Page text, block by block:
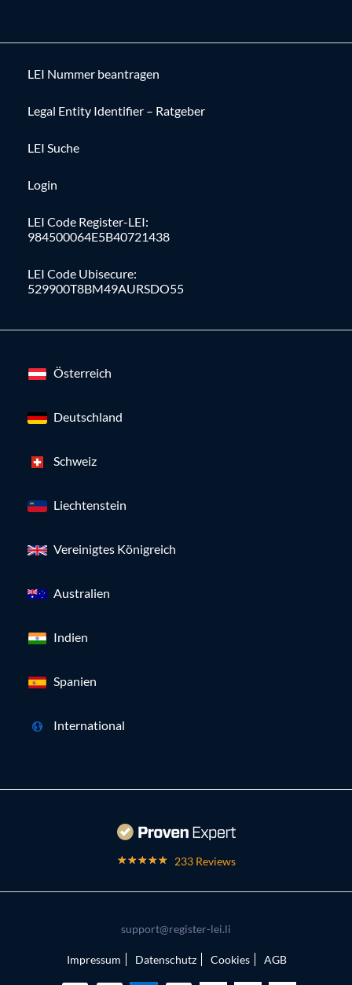
LEI Nummer beantragen
Legal Entity Identifier – Ratgeber
LEI Suche
Login
LEI Code Register-LEI:
984500064E5B40721438
LEI Code Ubisecure:
529900T8BM49AURSDO55
Österreich
Deutschland
Schweiz
Liechtenstein
Vereinigtes Königreich
Australien
Indien
Spanien
International
233 Reviews
support@register-lei.li
Impressum Datenschutz Cookies AGB